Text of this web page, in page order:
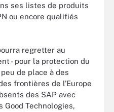
ses listes de produits
ou encore qualifiés
regretter au
- pour la protection du
de place à des
frontières de l’Europe
des SAP avec
Good Technologies,